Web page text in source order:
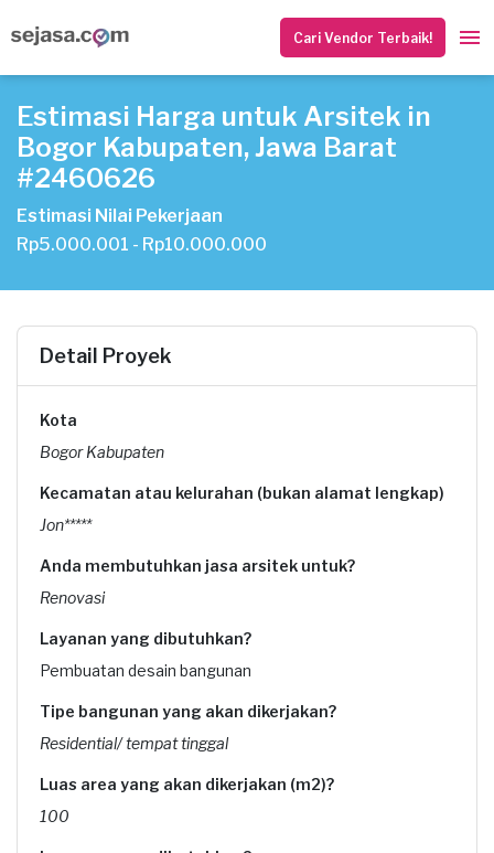
Cari Vendor Terbaik!
Estimasi Harga untuk Arsitek in
Bogor Kabupaten, Jawa Barat
#2460626
Estimasi Nilai Pekerjaan
Rp5.000.001 - Rp10.000.000
Detail Proyek
Kota
Bogor Kabupaten
Kecamatan atau kelurahan (bukan alamat lengkap)
Jon*****
Anda membutuhkan jasa arsitek untuk?
Renovasi
Layanan yang dibutuhkan?
Pembuatan desain bangunan
Tipe bangunan yang akan dikerjakan?
Residential/ tempat tinggal
Luas area yang akan dikerjakan (m2)?
100